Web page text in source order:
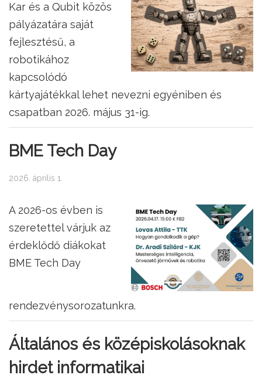
Kar és a Qubit közös
pályázatára saját
fejlesztésű, a
robotikához
kapcsolódó
kártyajátékkal lehet nevezni egyéniben és
csapatban 2026. május 31-ig.
BME Tech Day
2026. április 1.
A 2026-os évben is
szeretettel várjuk az
érdeklődő diákokat
BME Tech Day
rendezvénysorozatunkra.
Általános és középiskolásoknak
hirdet informatikai